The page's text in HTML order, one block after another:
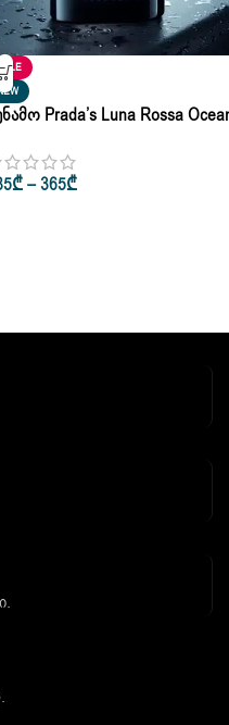
Prada’s Luna Rossa
₾–365₾